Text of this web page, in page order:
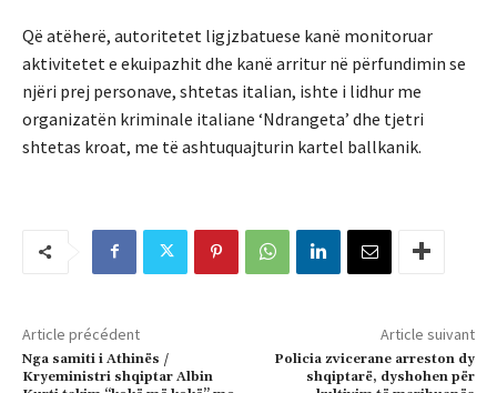
Që atëherë, autoritetet ligjzbatuese kanë monitoruar
aktivitetet e ekuipazhit dhe kanë arritur në përfundimin se
njëri prej personave, shtetas italian, ishte i lidhur me
organizatën kriminale italiane ‘Ndrangeta’ dhe tjetri
shtetas kroat, me të ashtuquajturin kartel ballkanik.
Article précédent
Nga samiti i Athinës /
Kryeministri shqiptar Albin
Article suivant
Policia zvicerane arreston dy
shqiptarë, dyshohen për